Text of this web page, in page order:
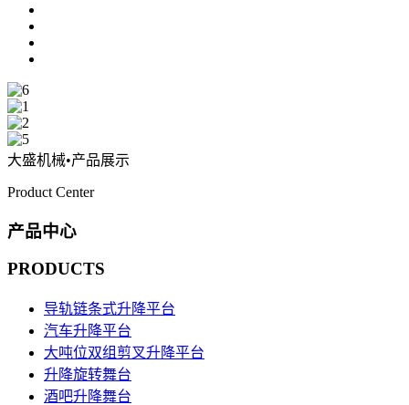
大盛机械•产品展示
Product Center
产品中心
PRODUCTS
导轨链条式升降平台
汽车升降平台
大吨位双组剪叉升降平台
升降旋转舞台
酒吧升降舞台